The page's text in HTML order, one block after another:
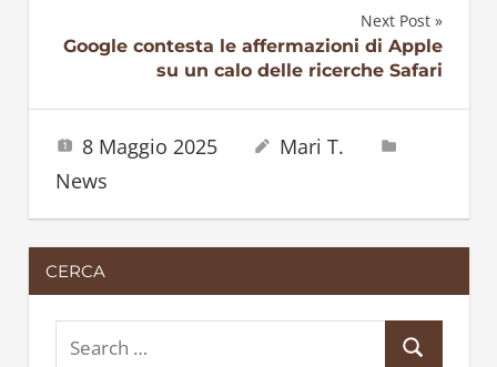
Next Post
Google contesta le affermazioni di Apple
su un calo delle ricerche Safari
8 Maggio 2025
Mari T.
News
CERCA